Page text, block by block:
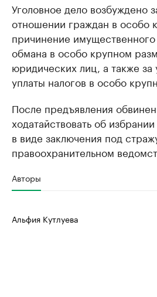
Уголовное дело возбуждено
отношении граждан в особо
причинение
обмана в особо крупном
юридических лиц, а также за
уплаты налогов в особо
После предъявления
ходатайствовать об
в виде заключения под
правоохранительном
Авторы
Альфия Кутлуева